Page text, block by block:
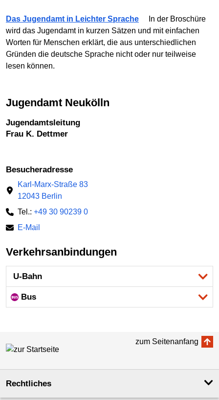
Das Jugendamt in Leichter Sprache
In der Broschüre
wird das Jugendamt in kurzen Sätzen und mit einfachen
Worten für Menschen erklärt, die aus unterschiedlichen
Gründen die deutsche Sprache nicht oder nur teilweise
lesen können.
Jugendamt Neukölln
Jugendamtsleitung
Frau K. Dettmer
Besucheradresse
Karl-Marx-Straße 83
12043 Berlin
Tel.: +49 30 90239 0
E-Mail
Verkehrsanbindungen
U-Bahn
Bus
zum Seitenanfang
Rechtliches